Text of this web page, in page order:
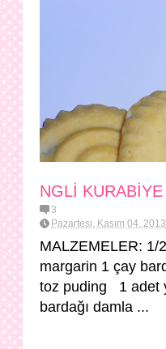
NGLİ KURABİYE
3
Pazartesi, Kasım 04, 2013
MALZEMELER: 1/2
margarin 1 çay
toz puding 1 adet
bardağı damla ...